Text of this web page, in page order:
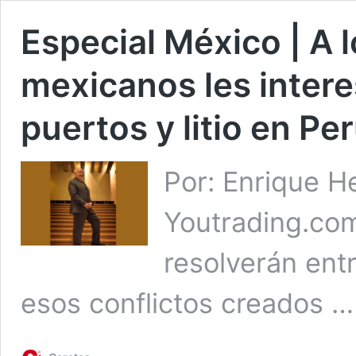
Especial México | A
mexicanos les
puertos y litio en
Por: Enrique
resolverán
esos conflictos creados